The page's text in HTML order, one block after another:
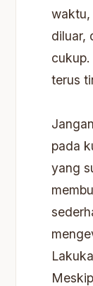
waktu,
diluar,
terus
pada
yang